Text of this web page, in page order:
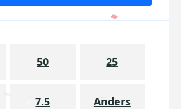
50 25
7.5 Anders